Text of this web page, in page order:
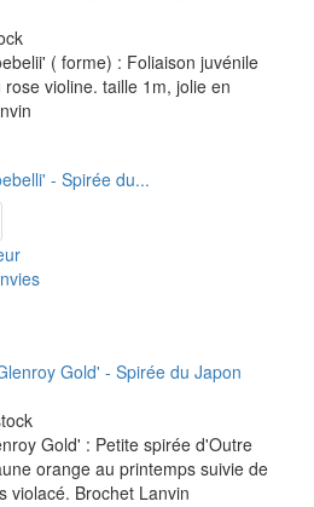
( forme) : Foliaison juvénile
violine. taille 1m, jolie en
- Spirée du...
Gold' : Petite spirée d'Outre
orange au printemps suivie de
violacé. Brochet Lanvin